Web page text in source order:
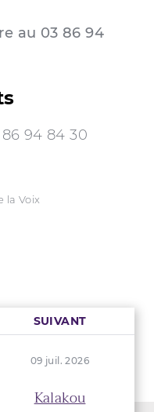
au 03 86 94
94 84 30
la Voix
SUIVANT
09 juil. 2026
Kalakou